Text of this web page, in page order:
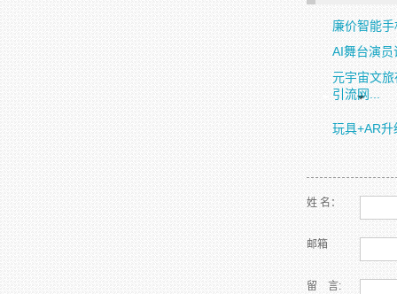
廉价智能
AI舞台演员
元宇宙文
引流网...
玩具+AR
姓 名：
邮箱
留 言: